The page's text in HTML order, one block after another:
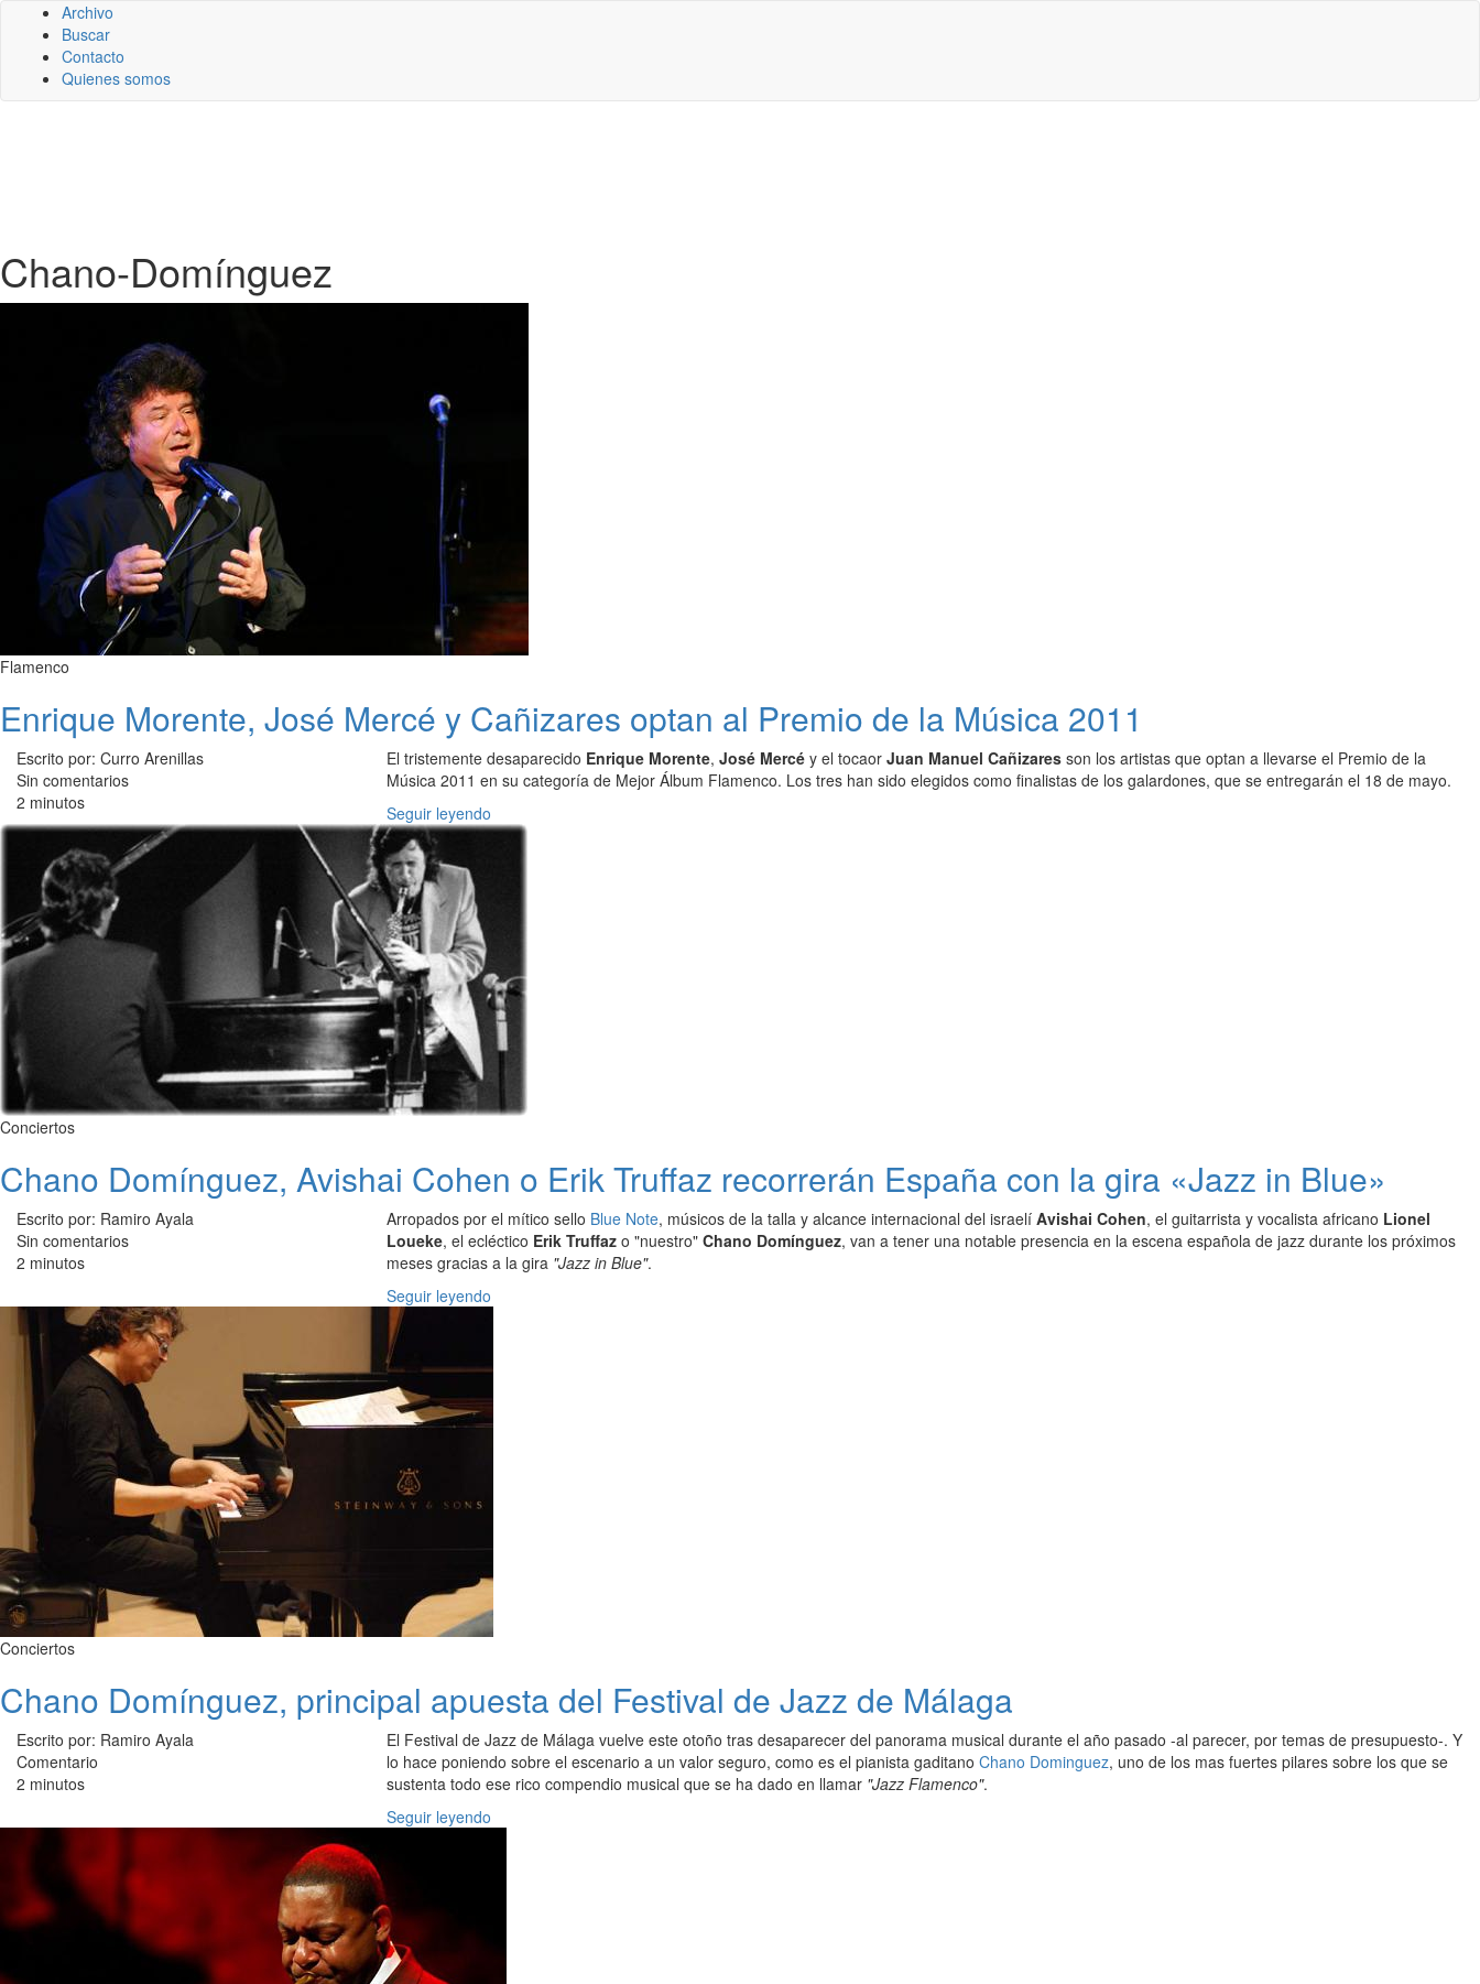
Archivo
Buscar
Contacto
Quienes somos
Chano-Domínguez
Flamenco
Enrique Morente, José Mercé y Cañizares optan al Premio de la Música 2011
Escrito por: Curro Arenillas
Sin comentarios
2 minutos
El tristemente desaparecido Enrique Morente, José Mercé y el tocaor Juan Manuel Cañizares son los artistas que optan a llevarse el Premio de la
Música 2011 en su categoría de Mejor Álbum Flamenco. Los tres han sido elegidos como finalistas de los galardones, que se entregarán el 18 de mayo.
Seguir leyendo
Conciertos
Chano Domínguez, Avishai Cohen o Erik Truffaz recorrerán España con la gira «Jazz in Blue»
Escrito por: Ramiro Ayala
Sin comentarios
2 minutos
Arropados por el mítico sello Blue Note, músicos de la talla y alcance internacional del israelí Avishai Cohen, el guitarrista y vocalista africano Lionel
Loueke, el ecléctico Erik Truffaz o "nuestro" Chano Domínguez, van a tener una notable presencia en la escena española de jazz durante los próximos
meses gracias a la gira "Jazz in Blue".
Seguir leyendo
Conciertos
Chano Domínguez, principal apuesta del Festival de Jazz de Málaga
Escrito por: Ramiro Ayala
Comentario
2 minutos
El Festival de Jazz de Málaga vuelve este otoño tras desaparecer del panorama musical durante el año pasado -al parecer, por temas de presupuesto-. Y
lo hace poniendo sobre el escenario a un valor seguro, como es el pianista gaditano Chano Dominguez, uno de los mas fuertes pilares sobre los que se
sustenta todo ese rico compendio musical que se ha dado en llamar "Jazz Flamenco".
Seguir leyendo